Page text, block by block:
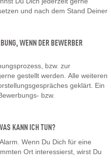
und nach dem Stand Deiner
WENN DER BEWERBER
bzw. zur
gestellt werden. Alle weiteren
geklärt. Ein
bzw.
KANN ICH TUN?
Wenn Du Dich für eine
Ort interessierst, wirst Du